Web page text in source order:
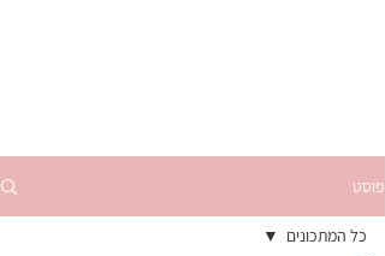
פוסט
כל המתכונים